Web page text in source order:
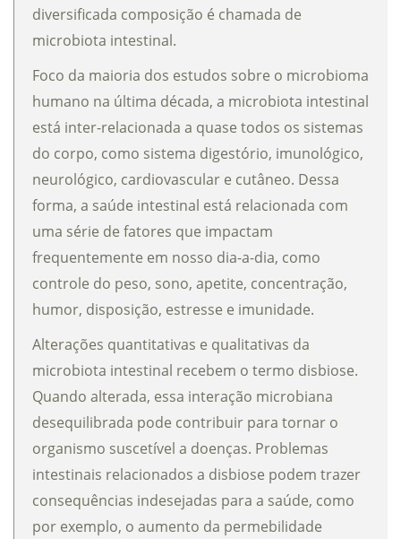
diversificada composição é chamada de
microbiota intestinal.
Foco da maioria dos estudos sobre o microbioma
humano na última década, a microbiota intestinal
está inter-relacionada a quase todos os sistemas
do corpo, como sistema digestório, imunológico,
neurológico, cardiovascular e cutâneo. Dessa
forma, a saúde intestinal está relacionada com
uma série de fatores que impactam
frequentemente em nosso dia-a-dia, como
controle do peso, sono, apetite, concentração,
humor, disposição, estresse e imunidade.
Alterações quantitativas e qualitativas da
microbiota intestinal recebem o termo disbiose.
Quando alterada, essa interação microbiana
desequilibrada pode contribuir para tornar o
organismo suscetível a doenças. Problemas
intestinais relacionados a disbiose podem trazer
consequências indesejadas para a saúde, como
por exemplo, o aumento da permebilidade